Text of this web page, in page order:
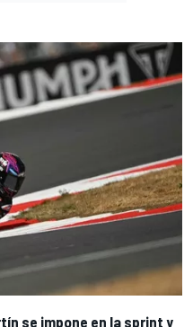
se impone en la sprint y